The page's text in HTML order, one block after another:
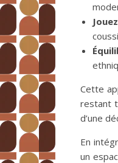
Cette
restant
d’une
En
un